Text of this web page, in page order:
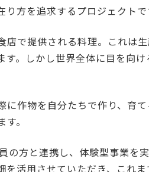
方を追求するプロジェクトで
店で提供される料理。これは
す。しかし世界全体に目を向
に作物を自分たちで作り、育
。
の方と連携し、体験型事業を
を活用させていただき、これ